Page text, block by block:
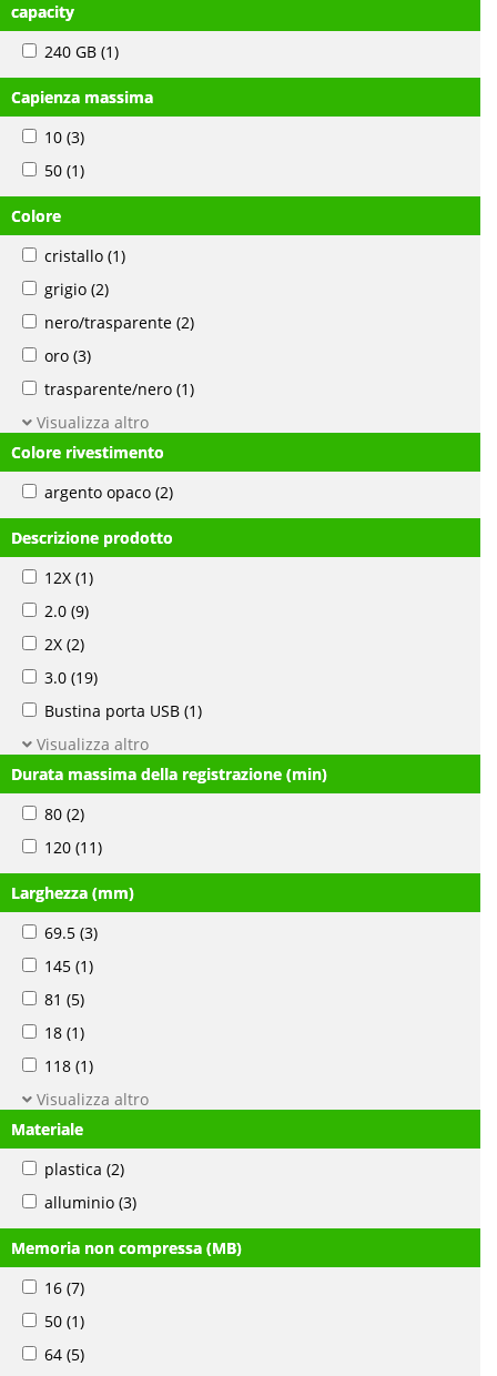
capacity
240 GB (1)
Capienza massima
10 (3)
50 (1)
Colore
cristallo (1)
grigio (2)
nero/trasparente (2)
oro (3)
trasparente/nero (1)
Visualizza altro
Colore rivestimento
argento opaco (2)
Descrizione prodotto
12X (1)
2.0 (9)
2X (2)
3.0 (19)
Bustina porta USB (1)
Visualizza altro
Durata massima della registrazione (min)
80 (2)
120 (11)
Larghezza (mm)
69.5 (3)
145 (1)
81 (5)
18 (1)
118 (1)
Visualizza altro
Materiale
plastica (2)
alluminio (3)
Memoria non compressa (MB)
16 (7)
50 (1)
64 (5)